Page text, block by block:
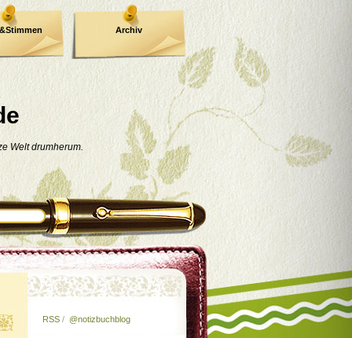
Welt drumherum.
Archiv
RSS / @notizbuchblog